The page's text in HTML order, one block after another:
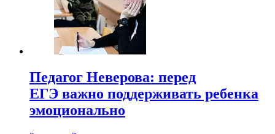
Педагог Неверова: перед
ЕГЭ важно поддерживать ребенка
эмоционально